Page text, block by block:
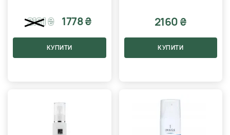
2101₴ 1778 ₴
КУПИТИ
2160 ₴
КУПИТИ